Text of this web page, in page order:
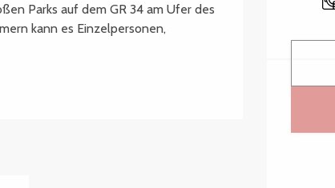
Parks auf dem GR 34 am Ufer des
kann es Einzelpersonen,